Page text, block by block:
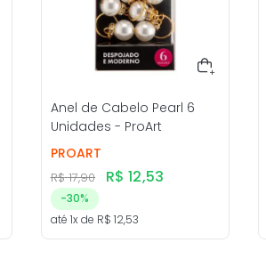
Anel de Cabelo Pearl 6
Unidades - ProArt
PROART
R$ 17,90 R$ 12,53
-30%
até 1x de R$ 12,53